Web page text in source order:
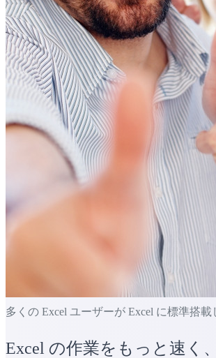
多くの Excel ユーザーが Excel に標準搭
Excel の作業をもっと速く